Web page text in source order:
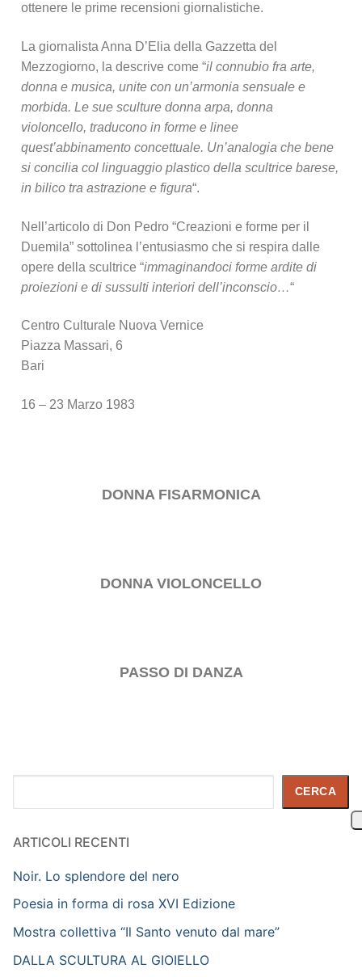
ottenere le prime recensioni giornalistiche.
La giornalista Anna D’Elia della Gazzetta del
Mezzogiorno, la descrive come “il connubio fra arte,
donna e musica, unite con un’armonia sensuale e
morbida. Le sue sculture donna arpa, donna
violoncello, traducono in forme e linee
quest’abbinamento concettuale. Un’analogia che bene
si concilia col linguaggio plastico della scultrice barese,
in bilico tra astrazione e figura“.
Nell’articolo di Don Pedro “Creazioni e forme per il
Duemila” sottolinea l’entusiasmo che si respira dalle
opere della scultrice “immaginandoci forme ardite di
proiezioni e di sussulti interiori dell’inconscio…“
Centro Culturale Nuova Vernice
Piazza Massari, 6
Bari
16 – 23 Marzo 1983
DONNA FISARMONICA
DONNA VIOLONCELLO
PASSO DI DANZA
CERCA
ARTICOLI RECENTI
Noir. Lo splendore del nero
Poesia in forma di rosa XVI Edizione
Mostra collettiva “Il Santo venuto dal mare”
DALLA SCULTURA AL GIOIELLO